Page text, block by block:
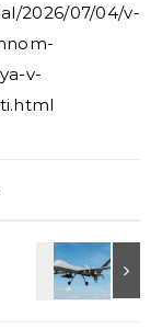
2026/07/04/v-
v-